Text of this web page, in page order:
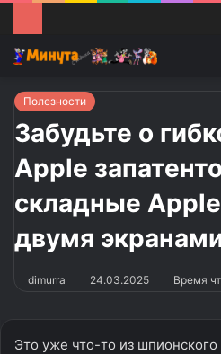
Полезности
Забудьте о
Apple
складные
двумя
dimurra 24.03.2025 Время
Это уже что-то из шпионского